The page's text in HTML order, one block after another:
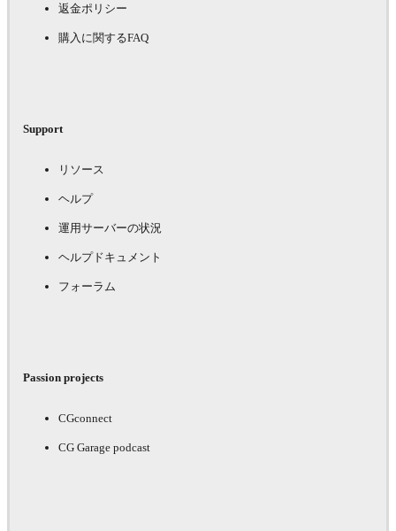
返金ポリシー
購入に関するFAQ
Support
リソース
ヘルプ
運用サーバーの状況
ヘルプドキュメント
フォーラム
Passion projects
CGconnect
CG Garage podcast